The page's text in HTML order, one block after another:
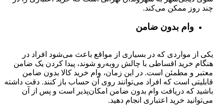
چند روز ممکن می‌کند.
وام بدون ضامن
یکی از مواردی که در بسیاری از مواقع باعث می‌شود افراد در
هنگام خرید اقساطی با چالش روبه‌رو شوند، پیدا کردن یک ضامن
معتبر و مطمئن است. در این زمان، وام خرید کالا بدون ضامن
قابلیتی است که افراد می‌توانند روی آن حساب باز کنند. دقت داشته
باشید که دریافت وام بدون ضامن امکان‌پذیر است و پس از آن
می‌توانید خرید اعتباری انجام دهید.